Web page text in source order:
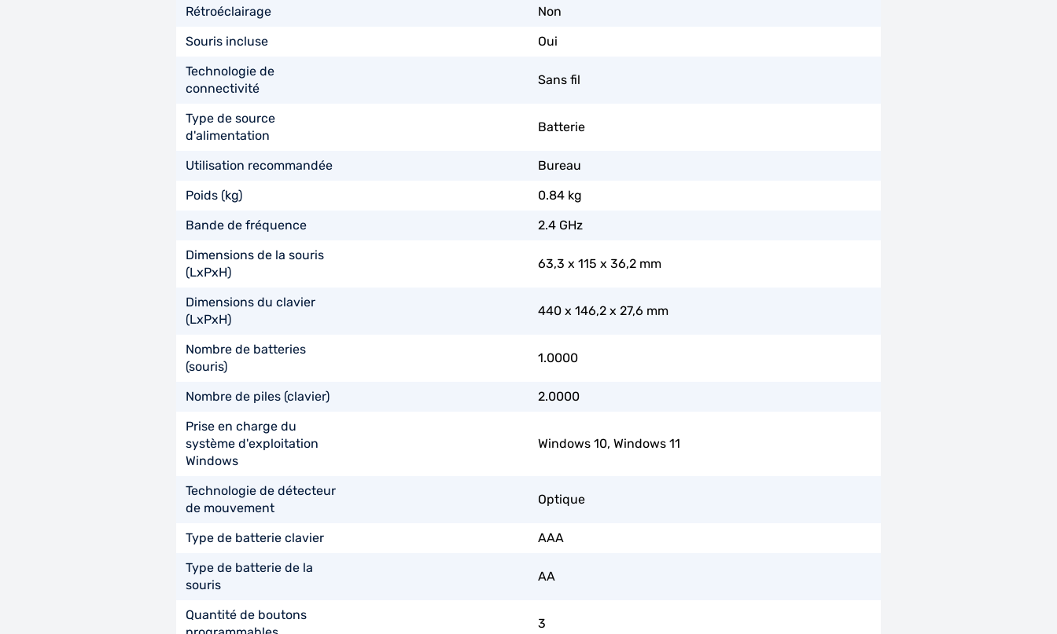
Rétroéclairage
Non
Souris incluse
Oui
Technologie de
connectivité
Sans fil
Type de source
d'alimentation
Batterie
Utilisation recommandée
Bureau
Poids (kg)
0.84 kg
Bande de fréquence
2.4 GHz
Dimensions de la souris
(LxPxH)
63,3 x 115 x 36,2 mm
Dimensions du clavier
(LxPxH)
440 x 146,2 x 27,6 mm
Nombre de batteries
(souris)
1.0000
Nombre de piles (clavier)
2.0000
Prise en charge du
système d'exploitation
Windows
Windows 10, Windows 11
Technologie de détecteur
de mouvement
Optique
Type de batterie clavier
AAA
Type de batterie de la
souris
AA
Quantité de boutons
3